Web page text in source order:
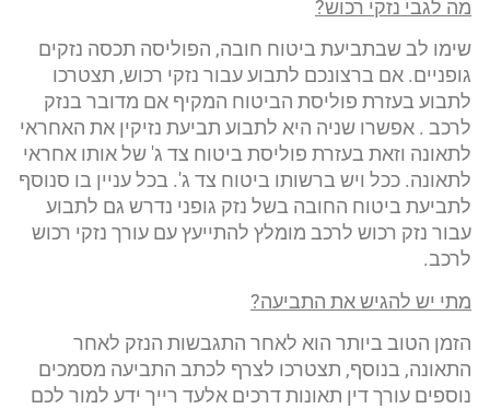
מה לגבי נזקי רכוש?
שימו לב שבתביעת ביטוח חובה, הפוליסה תכסה נזקים
גופניים. אם ברצונכם לתבוע עבור נזקי רכוש, תצטרכו
לתבוע בעזרת פוליסת הביטוח המקיף אם מדובר בנזק
לרכב . אפשרו שניה היא לתבוע תביעת נזיקין את האחראי
לתאונה וזאת בעזרת פוליסת ביטוח צד ג' של אותו אחראי
לתאונה. ככל ויש ברשותו ביטוח צד ג'. בכל עניין בו סנוסף
לתביעת ביטוח החובה בשל נזק גופני נדרש גם לתבוע
עבור נזק רכוש לרכב מומלץ להתייעץ עם עורך נזקי רכוש
לרכב.
מתי יש להגיש את התביעה?
הזמן הטוב ביותר הוא לאחר התגבשות הנזק לאחר
התאונה, בנוסף, תצטרכו לצרף לכתב התביעה מסמכים
נוספים עורך דין תאונות דרכים אלעד רייך ידע למור לכם